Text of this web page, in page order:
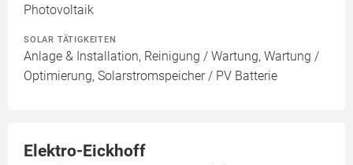
Photovoltaik
SOLAR TÄTIGKEITEN
Anlage & Installation, Reinigung / Wartung, Wartung /
Optimierung, Solarstromspeicher / PV Batterie
Elektro-Eickhoff